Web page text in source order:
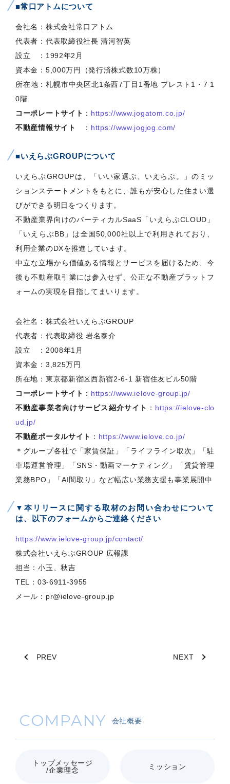
■常口アトムについて
会社名：株式会社常口アトム
代表者：代表取締役社長 清河智英
設立 ：1992年2月
資本金：5,000万円（発行済株式数10万株）
所在地：札幌市中央区北1条西7丁目1番地 プレスト1・7 1
0階
コーポレートサイト ： https://www.jogatom.co.jp/
不動産情報サイト
： https://www.jogjog.com/
■いえらぶGROUPについて
いえらぶGROUPは、「いい家選ぶ、いえらぶ。」のミッ
ションステートメントをもとに、誰もが安心した住まい選
びができる明日をつくります。
不動産業界向けのバーティカルSaaS「いえらぶCLOUD」
「いえらぶBB」は全国50,000社以上で利用されており、
利用企業のDXを推進しています。
中立な立場から価値ある情報とサービスを届けるため、今
後も不動産取引業には参入せず、公正な不動産プラットフ
ォームの実現を目指してまいります。
会社名：株式会社いえらぶGROUP
代表者：代表取締役 岩名泰介
設立 ：2008年1月
資本金：3,825万円
所在地：東京都新宿区西新宿2-6-1 新宿住友ビル50階
コーポレートサイト ： https://www.ielove-group.jp/
不動産事業者向けサービス紹介サイト ： https://ielove-clo
ud.jp/
不動産ポータルサイト ： https://www.ielove.co.jp/
＊グループ各社で「家賃保証」「ライフライン取次」「駐
車場運営管理」「SNS・動画マーケティング」「賃貸管理
業務BPO」「AI間取り」など幅広い業務支援も事業展開中
▼本リリースに関する取材のお問い合わせについて
は、以下のフォームからご連絡ください
https://www.ielove-group.jp/contact/
株式会社いえらぶGROUP 広報課
担当：小玉、秋吉
TEL：03-6911-3955
メール：pr@ielove-group.jp
PREV NEXT
COMPANY 会社概要
トップメッセージ
/企業理念
ミッション